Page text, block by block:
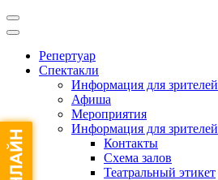
Репертуар
Спектакли
Информация для зрителей
Афиша
Мероприятия
Информация для зрителей
Контакты
Схема залов
Театральный этикет